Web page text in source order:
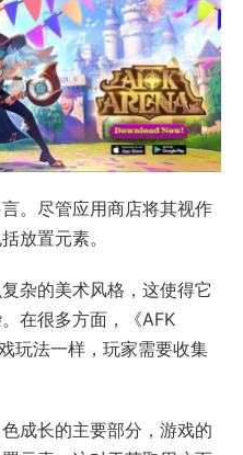
。尽管应用商店将其视作
放置元素。
杂的美术风格，这使得它
在很多方面，《AFK
玩法一样，玩家需要收集
成长的主要部分，游戏的